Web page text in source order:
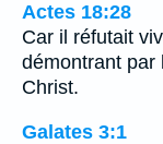
Actes 18:28
Car il réfutait
démontrant par
Christ.
Galates 3:1